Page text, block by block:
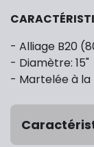
- Alliage B20
- Diamètre: 15"
- Martelée à la